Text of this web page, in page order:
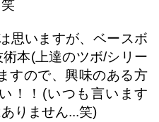
思いますが、ベースボ
本(上達のツボ/シリー
すので、興味のある方
！！(いつも言います
りません...笑)